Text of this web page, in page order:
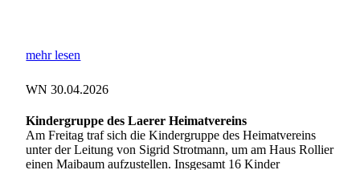
mehr lesen
WN 30.04.2026
Kindergruppe des Laerer Heimatvereins
Am Freitag traf sich die Kindergruppe des Heimatvereins
unter der Leitung von Sigrid Strotmann, um am Haus Rollier
einen Maibaum aufzustellen. Insgesamt 16 Kinder